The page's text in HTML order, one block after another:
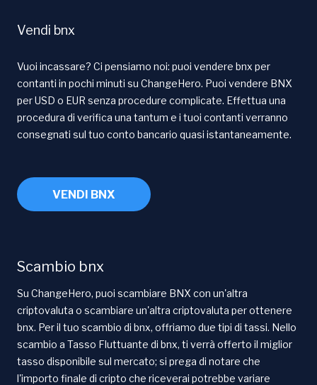
Vendi bnx
Vuoi incassare? Ci pensiamo noi: puoi vendere bnx per
contanti in pochi minuti su ChangeHero. Puoi vendere BNX
per USD o EUR senza procedure complicate. Effettua una
procedura di verifica una tantum e i tuoi contanti verranno
consegnati sul tuo conto bancario quasi istantaneamente.
VENDI BNX
Scambio bnx
Su ChangeHero, puoi scambiare BNX con un'altra
criptovaluta o scambiare un'altra criptovaluta per ottenere
bnx. Per il tuo scambio di bnx, offriamo due tipi di tassi. Nello
scambio a Tasso Fluttuante di bnx, ti verrà offerto il miglior
tasso disponibile sul mercato; si prega di notare che
l'importo finale di cripto che riceverai potrebbe variare